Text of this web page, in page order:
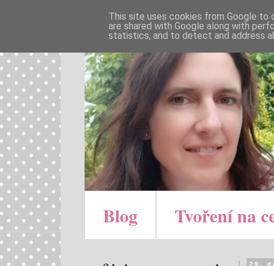
Blog Tvoření na
29.
This site uses cookies from Google to
are shared with Google along with
statistics, and to detect and address